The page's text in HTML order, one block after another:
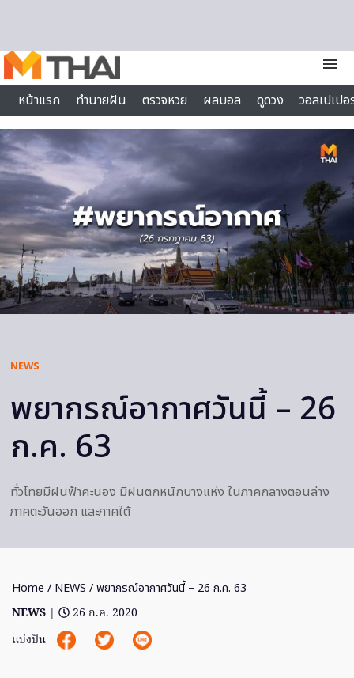
menu
หน้าแรก
ทำนายฝัน ตรวจหวย ผลบอล ดูดวง
วอลเปเป
ไลฟ์สไตล์
NEWS
พยากรณ์อากาศวันนี้ – 26
ก.ค. 63
ทั่วไทยมีฝนฟ้าคะนอง มีฝนตกหนักบางแห่ง ในภาคกลางตอนล่าง
ภาคตะวันออก และภาคใต้
Home / NEWS / พยากรณ์อากาศวันนี้ – 26 ก.ค. 63
NEWS |
26 ก.ค. 2020
แบ่งปัน